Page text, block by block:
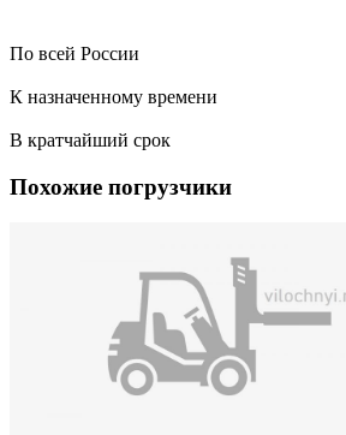
По всей России
К назначенному времени
В кратчайший срок
Похожие погрузчики